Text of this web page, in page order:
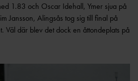
1.83 och Oscar Idehall, Ymer sjua på
Jansson, Alingsås tog sig till final på
Väl där blev det dock en åttondeplats på